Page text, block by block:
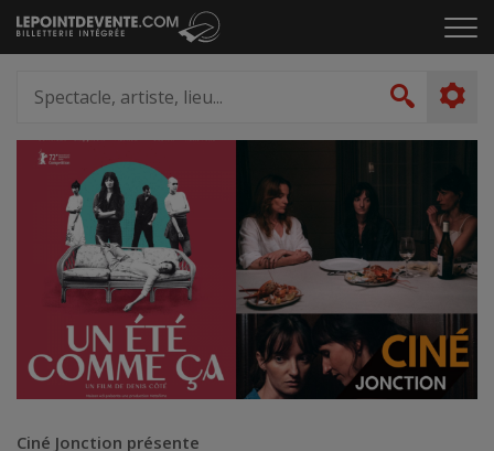
Passer
au
le
artiste,
lieu...
Ciné Jonction présente